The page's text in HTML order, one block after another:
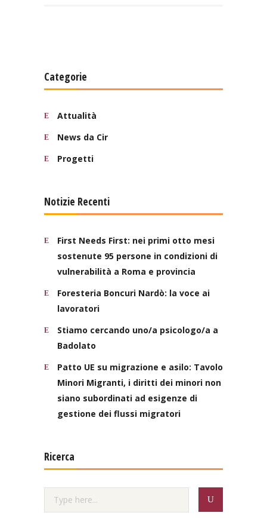
Categorie
Attualità
News da Cir
Progetti
Notizie Recenti
First Needs First: nei primi otto mesi
sostenute 95 persone in condizioni di
vulnerabilità a Roma e provincia
Foresteria Boncuri Nardò: la voce ai
lavoratori
Stiamo cercando uno/a psicologo/a a
Badolato
Patto UE su migrazione e asilo: Tavolo
Minori Migranti, i diritti dei minori non
siano subordinati ad esigenze di
gestione dei flussi migratori
Ricerca